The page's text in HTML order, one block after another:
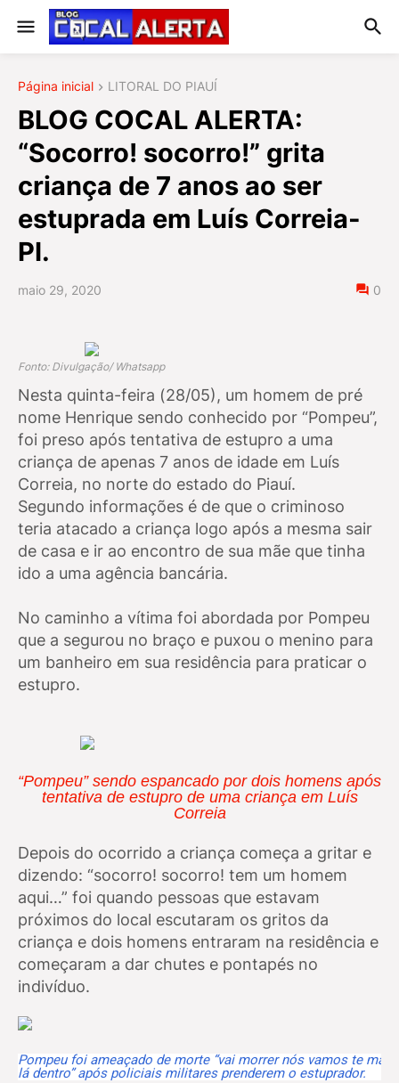
Página inicial LITORAL DO PIAUÍ
BLOG COCAL ALERTA:
“Socorro! socorro!” grita
criança de 7 anos ao ser
estuprada em Luís Correia-
PI.
maio 29, 2020 0
Fonto: Divulgação/ Whatsapp
Nesta quinta-feira (28/05), um homem de pré
nome Henrique sendo conhecido por “Pompeu”,
foi preso após tentativa de estupro a uma
criança de apenas 7 anos de idade em Luís
Correia, no norte do estado do Piauí.
Segundo informações é de que o criminoso
teria atacado a criança logo após a mesma sair
de casa e ir ao encontro de sua mãe que tinha
ido a uma agência bancária.
No caminho a vítima foi abordada por Pompeu
que a segurou no braço e puxou o menino para
um banheiro em sua residência para praticar o
estupro.
“Pompeu” sendo espancado por dois homens após
tentativa de estupro de uma criança em Luís
Correia
Depois do ocorrido a criança começa a gritar e
dizendo: “socorro! socorro! tem um homem
aqui…” foi quando pessoas que estavam
próximos do local escutaram os gritos da
criança e dois homens entraram na residência e
começaram a dar chutes e pontapés no
indivíduo.
Pompeu foi ameaçado de morte “vai morrer nós vamos te
lá dentro” após policiais militares prenderem o estuprador.